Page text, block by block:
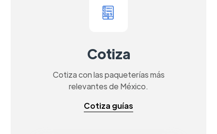
Cotiza
Cotiza con las paqueterías más
relevantes de México.
Cotiza guías